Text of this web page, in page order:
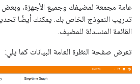
عامة مجمعة لمضيفك وجميع الأجهزة، وبعض
تدريب النموذج الخاص بك. يمكنك أيضًا
القائمة المنسدلة للمضيف.
تعرض صفحة النظرة العامة البيانات كما يلي: